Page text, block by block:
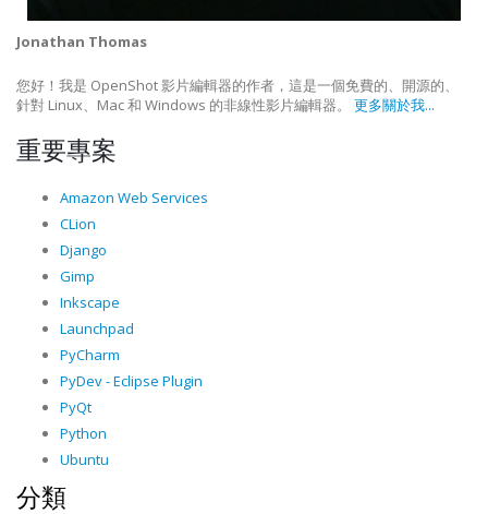
Jonathan Thomas
您好！我是 OpenShot 影片編輯器的作者，這是一個免費的、開源的、
針對 Linux、Mac 和 Windows 的非線性影片編輯器。 更多關於我...
重要專案
Amazon Web Services
CLion
Django
Gimp
Inkscape
Launchpad
PyCharm
PyDev - Eclipse Plugin
PyQt
Python
Ubuntu
分類